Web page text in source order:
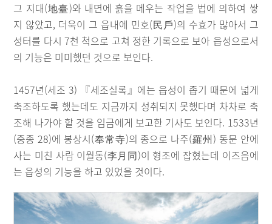
그 지대(地臺)와 내면에 흙을 메우는 작업을 법에 의하여 쌓
지 않았고, 더욱이 그 읍내에 민호(民戶)의 수효가 많아서 그
성터를 다시 7천 척으로 고쳐 정한 기록으로 보아 읍성으로서
의 기능은 미미했던 것으로 보인다.
1457년(세조 3) 『세조실록』에는 읍성이 좁기 때문에 넓게
축조하도록 했는데도 지금까지 성취되지 못했다며 차차로 축
조해 나가야 할 것을 임금에게 보고한 기사도 보인다. 1533년
(중종 28)에 봉상시(奉常寺)의 종으로 나주(羅州) 동문 안에
사는 미친 사람 이월동(李月同)이 형조에 잡혔는데 이즈음에
는 읍성의 기능을 하고 있었을 것이다.